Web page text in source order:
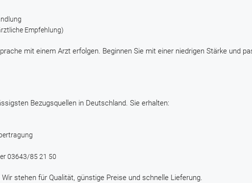
Empfehlung)
mit einem Arzt erfolgen. Beginnen Sie mit einer niedrigen Stärke und
Bezugsquellen in Deutschland. Sie erhalten:
03643/85 21 50
stehen für Qualität, günstige Preise und schnelle Lieferung.